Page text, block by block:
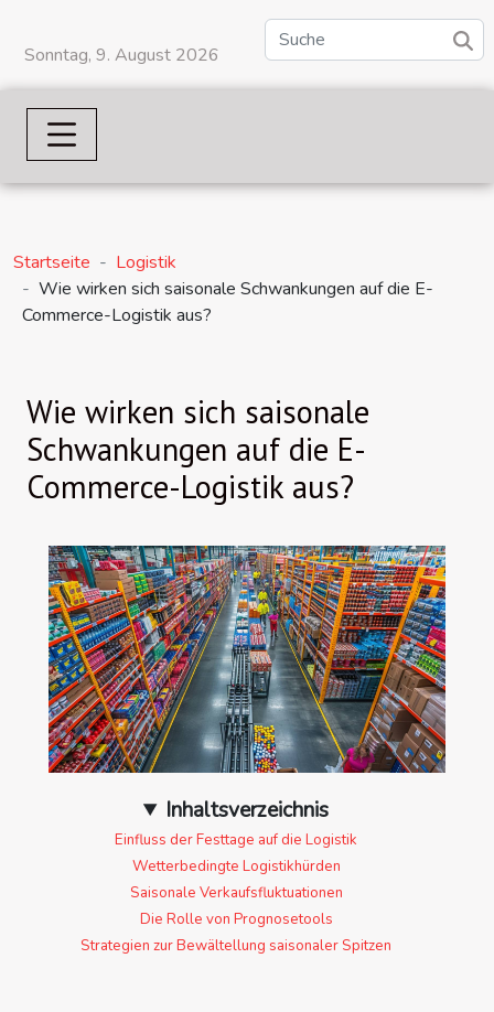
Sonntag, 9. August 2026
Startseite
Logistik
Wie wirken sich saisonale Schwankungen auf die E-
Commerce-Logistik aus?
Wie wirken sich saisonale
Schwankungen auf die E-
Commerce-Logistik aus?
Inhaltsverzeichnis
Einfluss der Festtage auf die Logistik
Wetterbedingte Logistikhürden
Saisonale Verkaufsfluktuationen
Die Rolle von Prognosetools
Strategien zur Bewältellung saisonaler Spitzen